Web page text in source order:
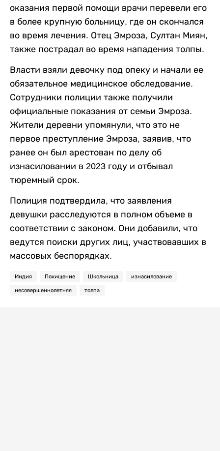
оказания первой помощи врачи перевели его
в более крупную больницу, где он скончался
во время лечения. Отец Эмроза, Султан Миян,
также пострадал во время нападения толпы.
Власти взяли девочку под опеку и начали ее
обязательное медицинское обследование.
Сотрудники полиции также получили
официальные показания от семьи Эмроза.
Жители деревни упомянули, что это не
первое преступление Эмроза, заявив, что
ранее он был арестован по делу об
изнасиловании в 2023 году и отбывал
тюремный срок.
Полиция подтвердила, что заявления
девушки расследуются в полном объеме в
соответствии с законом. Они добавили, что
ведутся поиски других лиц, участвовавших в
массовых беспорядках.
Индия Похищение Школьница изнасилование
несовершеннолетняя толпа